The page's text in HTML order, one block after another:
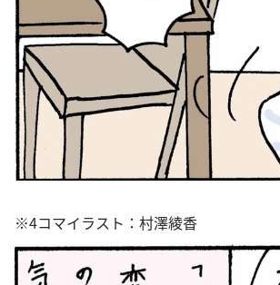
※4コマイラスト：村澤綾香